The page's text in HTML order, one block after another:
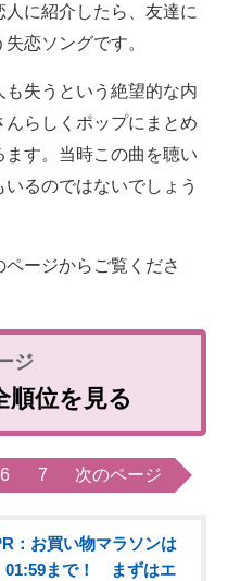
に紹介したら、友達に
恋ソングです。
失うという絶望的な内
らしくポップにまとめ
す。当時この曲を聴い
るのではないでしょう
ージからご覧くださ
順位を見る
6 7 次のページ
：お買い物マラソンは
01:59まで！ まずはエ